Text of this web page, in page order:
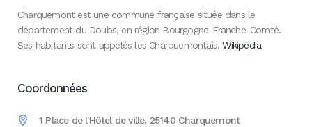
Charquemont est une commune française située dans le
département du Doubs, en région Bourgogne-Franche-Comté.
Ses habitants sont appelés les Charquemontais.Wikipédia
Coordonnées
1 Place de l'Hôtel de ville, 25140 Charquemont